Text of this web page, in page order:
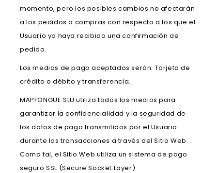
momento, pero los posibles cambios no afectarán
a los pedidos o compras con respecto a los que el
Usuario ya haya recibido una confirmación de
pedido.
Los medios de pago aceptados serán: Tarjeta de
crédito o débito y transferencia.
MAPFONGUE SLU utiliza todos los medios para
garantizar la confidencialidad y la seguridad de
los datos de pago transmitidos por el Usuario
durante las transacciones a través del Sitio Web.
Como tal, el Sitio Web utiliza un sistema de pago
seguro SSL (Secure Socket Layer).